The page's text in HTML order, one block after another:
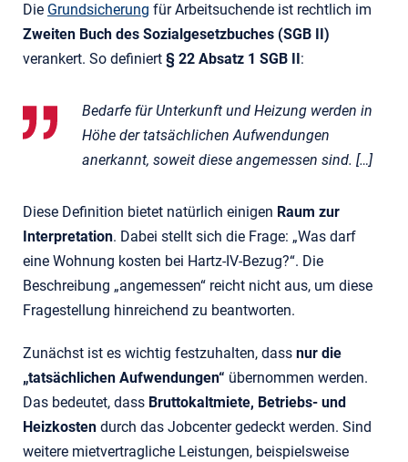
Die Grundsicherung für Arbeitsuchende ist rechtlich im
Zweiten Buch des Sozialgesetzbuches (SGB II)
verankert. So definiert § 22 Absatz 1 SGB II:
Bedarfe für Unterkunft und Heizung werden in
Höhe der tatsächlichen Aufwendungen
anerkannt, soweit diese angemessen sind. […]
Diese Definition bietet natürlich einigen Raum zur
Interpretation. Dabei stellt sich die Frage: „Was darf
eine Wohnung kosten bei Hartz-IV-Bezug?“. Die
Beschreibung „angemessen“ reicht nicht aus, um diese
Fragestellung hinreichend zu beantworten.
Zunächst ist es wichtig festzuhalten, dass nur die
„tatsächlichen Aufwendungen“ übernommen werden.
Das bedeutet, dass Bruttokaltmiete, Betriebs- und
Heizkosten durch das Jobcenter gedeckt werden. Sind
weitere mietvertragliche Leistungen, beispielsweise